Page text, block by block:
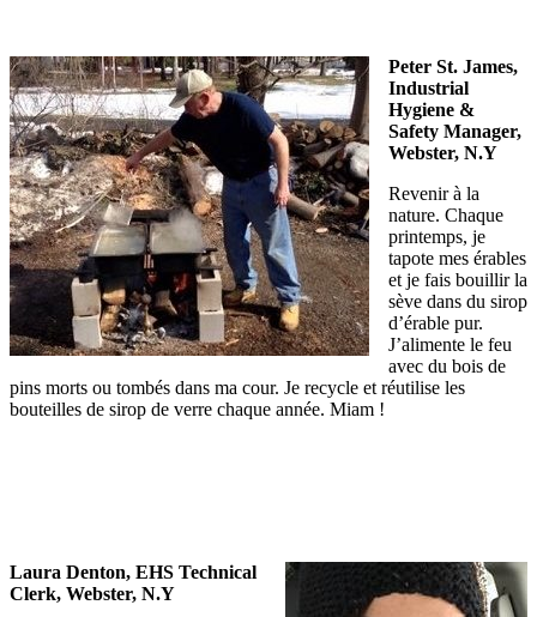
Peter St. James,
Industrial
Hygiene &
Safety Manager,
Webster, N.Y
Revenir à la
nature. Chaque
printemps, je
tapote mes érables
et je fais bouillir la
sève dans du sirop
d’érable pur.
J’alimente le feu
avec du bois de
pins morts ou tombés dans ma cour. Je recycle et réutilise les
bouteilles de sirop de verre chaque année. Miam !
Laura Denton, EHS Technical
Clerk, Webster, N.Y